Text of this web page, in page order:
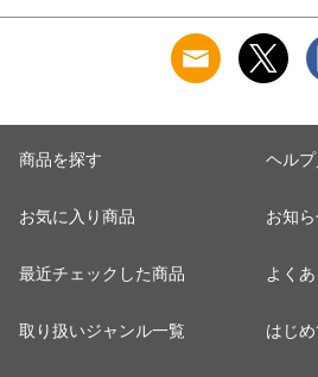
ット工業 S5022B-
涼しい 肌着
商品を探す
お気に入り商品
最近チェックした商品
取り扱いジャンル一覧
ヘル
お知
よく
はじ